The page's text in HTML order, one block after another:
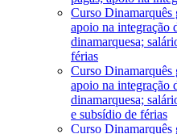
Curso
apoio na integração
dinamarquesa;
férias
Curso
apoio na integração
dinamarquesa;
e subsídio de férias
Curso